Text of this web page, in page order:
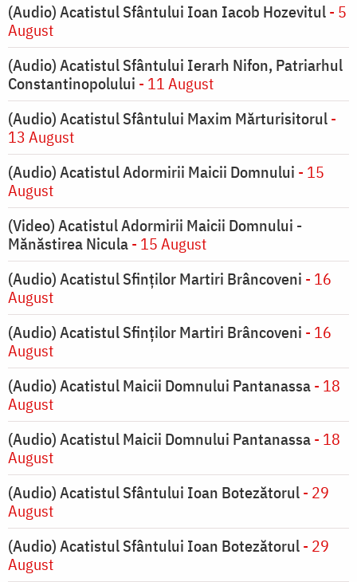
(Audio) Acatistul Sfântului Ioan Iacob Hozevitul- 5
August
(Audio) Acatistul Sfântului Ierarh Nifon, Patriarhul
Constantinopolului - 11 August
(Audio) Acatistul Sfântului Maxim Mărturisitorul-
13 August
(Audio) Acatistul Adormirii Maicii Domnului - 15
August
(Video) Acatistul Adormirii Maicii Domnului -
Mănăstirea Nicula- 15 August
(Audio) Acatistul Sfinților Martiri Brâncoveni - 16
August
(Audio) Acatistul Sfinților Martiri Brâncoveni - 16
August
(Audio) Acatistul Maicii Domnului Pantanassa- 18
August
(Audio) Acatistul Maicii Domnului Pantanassa- 18
August
(Audio) Acatistul Sfântului Ioan Botezătorul- 29
August
(Audio) Acatistul Sfântului Ioan Botezătorul- 29
August